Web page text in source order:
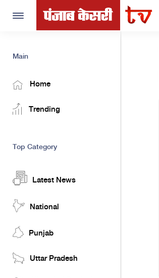
Toggle
Main
Home
Trending
Top Category
Latest News
National
Punjab
Uttar Pradesh